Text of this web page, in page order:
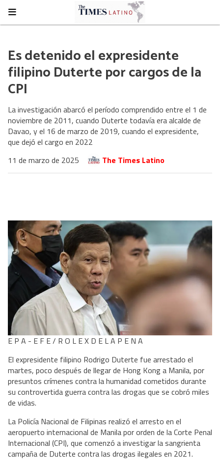
Es detenido el expresidente
filipino Duterte por cargos de la
CPI
La investigación abarcó el período comprendido entre el 1 de
noviembre de 2011, cuando Duterte todavía era alcalde de
Davao, y el 16 de marzo de 2019, cuando el expresidente,
que dejó el cargo en 2022
11 de marzo de 2025
The Times Latino
E P A - E F E / R O L E X D E L A P E N A
El expresidente filipino Rodrigo Duterte fue arrestado el
martes, poco después de llegar de Hong Kong a Manila, por
presuntos crímenes contra la humanidad cometidos durante
su controvertida guerra contra las drogas que se cobró miles
de vidas.
La Policía Nacional de Filipinas realizó el arresto en el
aeropuerto internacional de Manila por orden de la Corte Penal
Internacional (CPI), que comenzó a investigar la sangrienta
campaña de Duterte contra las drogas ilegales en 2021.